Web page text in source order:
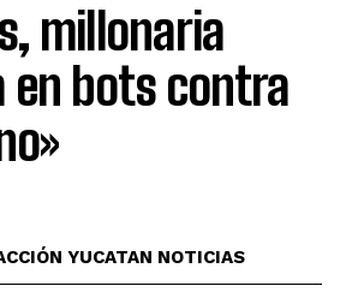
millonaria
en bots contra
YUCATAN NOTICIAS